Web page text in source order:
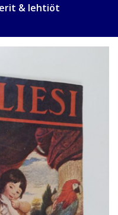
& lehtiöt